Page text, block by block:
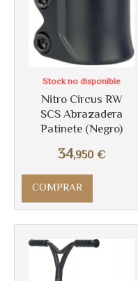
Nitro Circus RW
SCS Abrazadera
Patinete (Negro)
34,950 €
Stock no disponible
COMPRAR